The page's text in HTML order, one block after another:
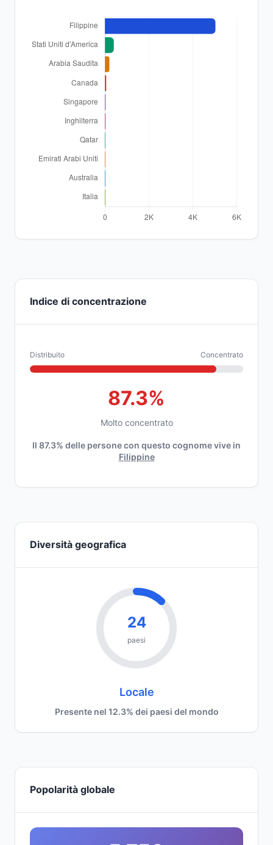
Indice di concentrazione
Distribuito Concentrato
87.3%
Molto concentrato
Il 87.3% delle persone con questo cognome vive in
Filippine
Diversità geografica
24
paesi
Locale
Presente nel 12.3% dei paesi del mondo
Popolarità globale